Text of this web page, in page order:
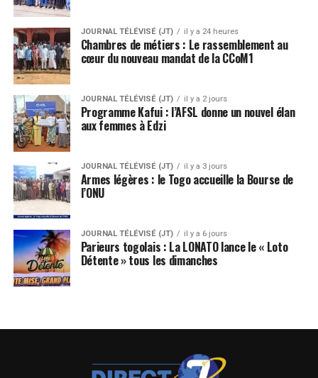
JOURNAL TÉLÉVISÉ (JT) il y a 24 heures
Chambres de métiers : Le rassemblement au
cœur du nouveau mandat de la CCoM1
JOURNAL TÉLÉVISÉ (JT) il y a 2 jours
Programme Kafui : l’AFSL donne un nouvel élan
aux femmes à Edzi
JOURNAL TÉLÉVISÉ (JT) il y a 3 jours
Armes légères : le Togo accueille la Bourse de
l’ONU
JOURNAL TÉLÉVISÉ (JT) il y a 6 jours
Parieurs togolais : La LONATO lance le « Loto
Détente » tous les dimanches